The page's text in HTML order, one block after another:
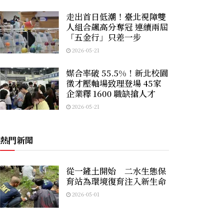
走出首日低潮！臺北視障雙
人組合飆高分奪冠 連續兩屆
「五金行」只差一步
2026-05-21
媒合率破 55.5%！新北校園
徵才壓軸場致理登場 45家
企業釋 1600 職缺搶人才
2026-05-21
熱門新聞
從一鏟土開始 二水生態保
育站為環境復育注入新生命
2026-05-01